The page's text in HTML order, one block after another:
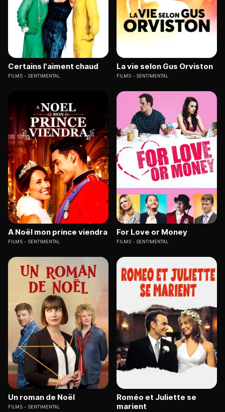
Certains l'aiment chaud
FILMS SENTIMENTAL
La vie selon Gus Orviston
FILMS SENTIMENTAL
A Noël mon prince viendra
FILMS SENTIMENTAL
For Love or Money
FILMS SENTIMENTAL
Un roman de Noël
FILMS SENTIMENTAL
Roméo et Juliette se
marient